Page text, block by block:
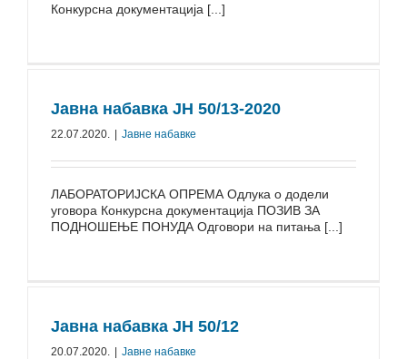
Конкурсна документација [...]
Јавна набавка ЈН 50/⁠13-⁠2020
22.07.2020. Јавне набавке
ЛАБОРАТОРИЈСКА ОПРЕМА Одлука о додели
уговора Конкурсна документација ПОЗИВ ЗА
ПОДНОШЕЊЕ ПОНУДА Одговори на питања [...]
Јавна набавка ЈН 50/⁠12
20.07.2020. Јавне набавке